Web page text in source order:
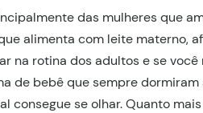
das mulheres que
alimenta com leite materno,
na rotina dos adultos e se
de bebê que sempre
consegue se olhar. Quanto